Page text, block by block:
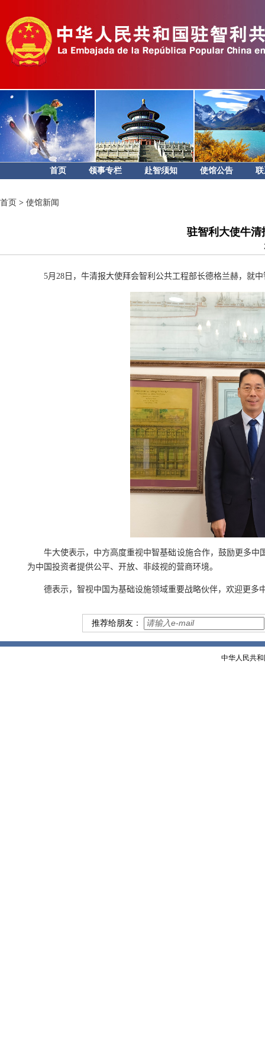
首页 领事专栏 赴智须知 使馆公告
首页 > 使馆新闻
驻智利大使牛清
5月 28日，牛清报大使拜会智利公共工程部长德格兰赫，就
牛大使表示，中方高度重视中智基础设施合作，鼓励更多
为中国投资者提供公平、开放、非歧视的营商环境。
德表示，智视中国为基础设施领域重要战略伙伴，欢迎更
推荐给朋友：
中华人民共